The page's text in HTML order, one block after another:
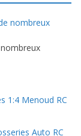
Menoud RC